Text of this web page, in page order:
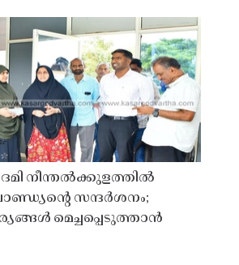
നീന്തൽക്കുളത്തിൽ
സന്ദർശനം;
മെച്ചപ്പെടുത്താൻ